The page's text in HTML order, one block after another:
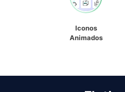
Iconos
Animados